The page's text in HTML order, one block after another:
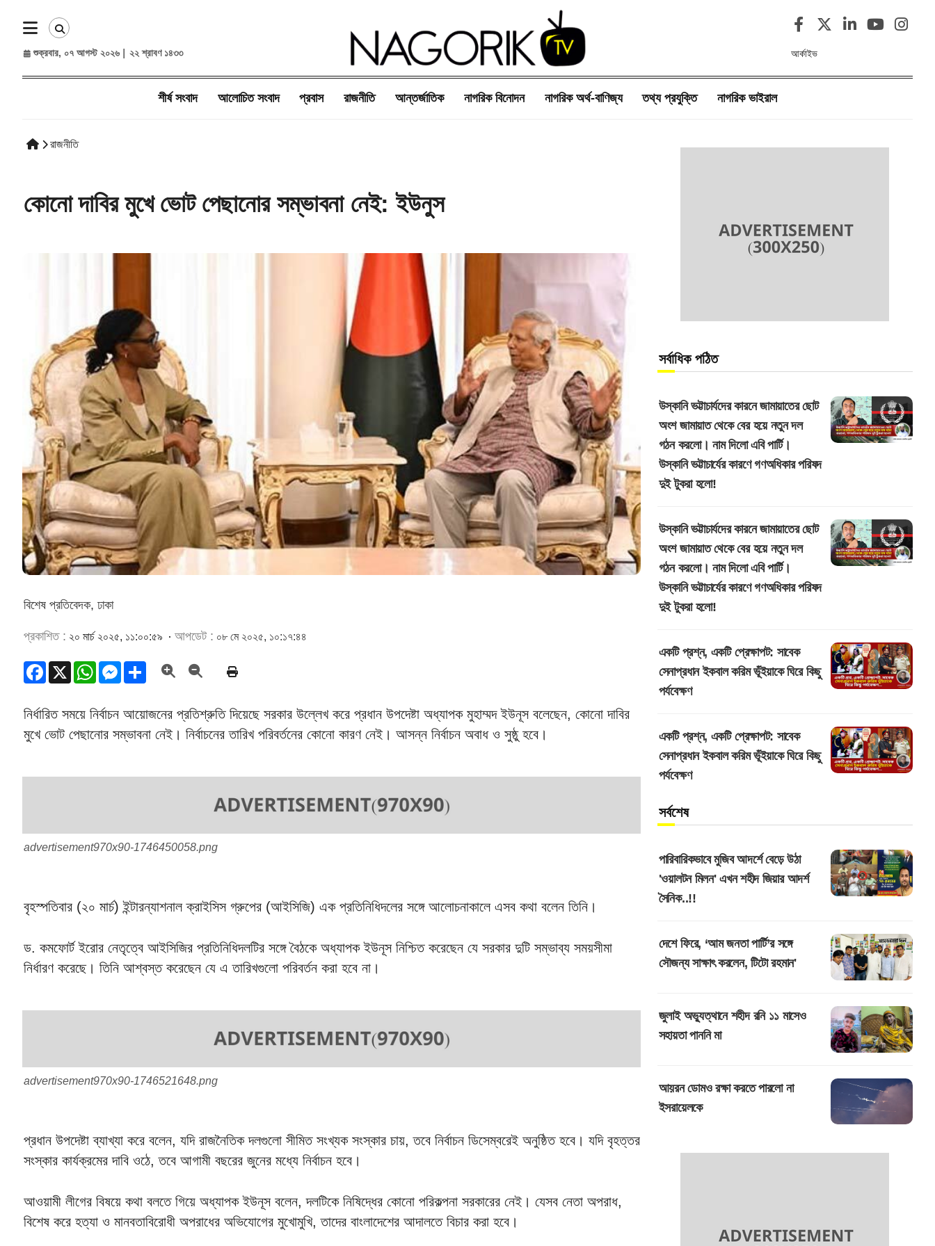
শুক্রবার, ০৭ আগস্ট ২০২৬ ২২ শ্রাবণ ১৪৩৩ আর্কাইভ
শীর্ষ সংবাদ আলোচিত সংবাদ​ প্রবাস রাজনীতি আন্তর্জাতিক নাগরিক বিনোদন নাগরিক অর্থ-বাণিজ্য তথ্য প্রযুক্তি নাগরিক ভাইরাল
রাজনীতি
কোনো দাবির মুখে ভোট পেছানোর সম্ভাবনা নেই: ইউনুস
বিশেষ প্রতিবেদক, ঢাকা
প্রকাশিত : ২০ মার্চ ২০২৫, ১১:০০:৫৯ আপডেট : ০৮ মে ২০২৫, ১০:১৭:৪৪
Facebook
X WhatsAppMessenger
Share
নির্ধারিত সময়ে নির্বাচন আয়োজনের প্রতিশ্রুতি দিয়েছে সরকার উল্লেখ করে প্রধান উপদেষ্টা অধ্যাপক মুহাম্মদ ইউনূস বলেছেন, কোনো দাবির
মুখে ভোট পেছানোর সম্ভাবনা নেই। নির্বাচনের তারিখ পরিবর্তনের কোনো কারণ নেই। আসন্ন নির্বাচন অবাধ ও সুষ্ঠু হবে।
advertisement970x90-1746450058.png
বৃহস্পতিবার (২০ মার্চ) ইন্টারন্যাশনাল ক্রাইসিস গ্রুপের (আইসিজি) এক প্রতিনিধিদলের সঙ্গে আলোচনাকালে এসব কথা বলেন তিনি।
ড. কমফোর্ট ইরোর নেতৃত্বে আইসিজির প্রতিনিধিদলটির সঙ্গে বৈঠকে অধ্যাপক ইউনূস নিশ্চিত করেছেন যে সরকার দুটি সম্ভাব্য সময়সীমা
নির্ধারণ করেছে। তিনি আশ্বস্ত করেছেন যে এ তারিখগুলো পরিবর্তন করা হবে না।
advertisement970x90-1746521648.png
প্রধান উপদেষ্টা ব্যাখ্যা করে বলেন, যদি রাজনৈতিক দলগুলো সীমিত সংখ্যক সংস্কার চায়, তবে নির্বাচন ডিসেম্বরেই অনুষ্ঠিত হবে। যদি বৃহত্তর
সংস্কার কার্যক্রমের দাবি ওঠে, তবে আগামী বছরের জুনের মধ্যে নির্বাচন হবে।
আওয়ামী লীগের বিষয়ে কথা বলতে গিয়ে অধ্যাপক ইউনূস বলেন, দলটিকে নিষিদ্ধের কোনো পরিকল্পনা সরকারের নেই। যেসব নেতা অপরাধ,
বিশেষ করে হত্যা ও মানবতাবিরোধী অপরাধের অভিযোগের মুখোমুখি, তাদের বাংলাদেশের আদালতে বিচার করা হবে।
সর্বাধিক পঠিত
উস্কানি ভট্টাচার্যদের কারনে জামায়াতের ছোট
অংশ জামায়াত থেকে বের হয়ে নতুন দল
গঠন করলো। নাম দিলো এবি পার্টি।
উস্কানি ভট্টাচার্যের কারণে গণঅধিকার পরিষদ
দুই টুকরা হলো!
উস্কানি ভট্টাচার্যদের কারনে জামায়াতের ছোট
অংশ জামায়াত থেকে বের হয়ে নতুন দল
গঠন করলো। নাম দিলো এবি পার্টি।
উস্কানি ভট্টাচার্যের কারণে গণঅধিকার পরিষদ
দুই টুকরা হলো!
একটি প্রশ্ন, একটি প্রেক্ষাপট: সাবেক
সেনাপ্রধান ইকবাল করিম ভূঁইয়াকে ঘিরে কিছু
পর্যবেক্ষণ
একটি প্রশ্ন, একটি প্রেক্ষাপট: সাবেক
সেনাপ্রধান ইকবাল করিম ভূঁইয়াকে ঘিরে কিছু
পর্যবেক্ষণ
সর্বশেষ
পারিবারিকভাবে মুজিব আদর্শে বেড়ে উঠা
'ওয়ালটন মিলন' এখন শহীদ জিয়ার আদর্শ
সৈনিক..!!
দেশে ফিরে, ‘আম জনতা পার্টি’র সঙ্গে
সৌজন্য সাক্ষাৎ করলেন, টিটো রহমান'
জুলাই অভ্যুত্থানে শহীদ রনি ১১ মাসেও
সহায়তা পাননি মা
আয়রন ডোমও রক্ষা করতে পারলো না
ইসরায়েলকে